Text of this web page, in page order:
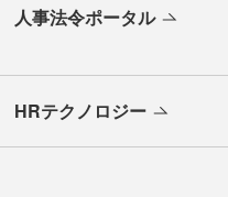
人事法令ポータル
HRテクノロジー